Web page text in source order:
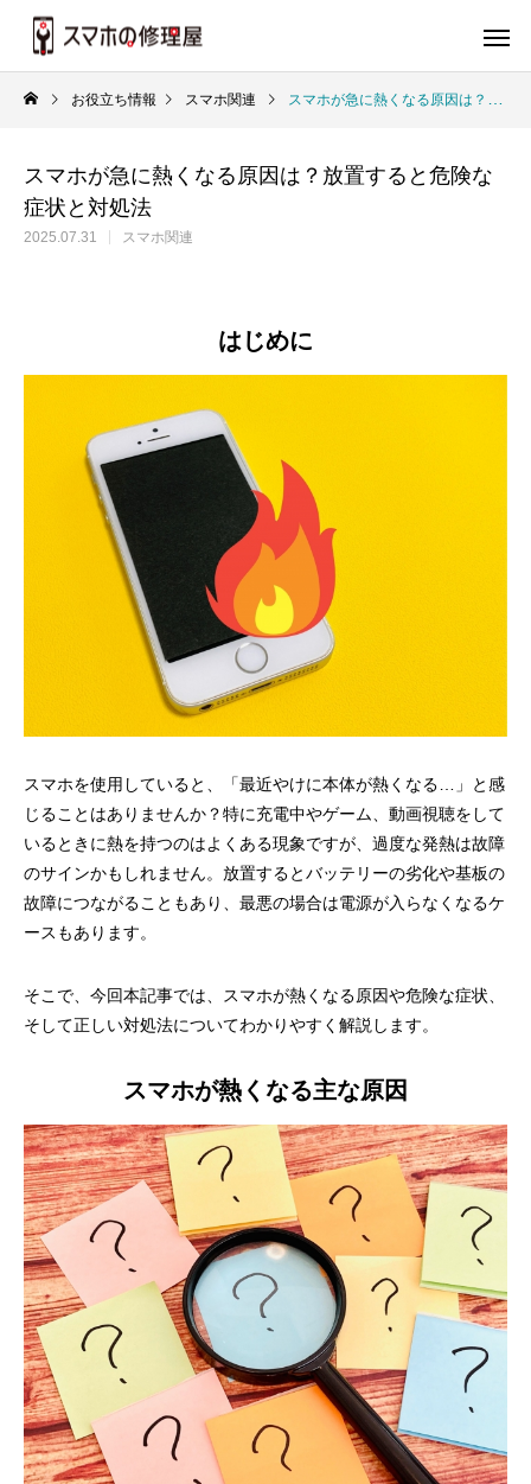
お役立ち情報 スマホ関連 スマホが急に熱くなる原因は？放置すると危険な症状と対処法
スマホが急に熱くなる原因は？放置すると危険な
症状と対処法
2025.07.31 スマホ関連
はじめに
スマホを使用していると、「最近やけに本体が熱くなる…」と感
じることはありませんか？特に充電中やゲーム、動画視聴をして
いるときに熱を持つのはよくある現象ですが、過度な発熱は故障
のサインかもしれません。放置するとバッテリーの劣化や基板の
故障につながることもあり、最悪の場合は電源が入らなくなるケ
ースもあります。
そこで、今回本記事では、スマホが熱くなる原因や危険な症状、
そして正しい対処法についてわかりやすく解説します。
スマホが熱くなる主な原因